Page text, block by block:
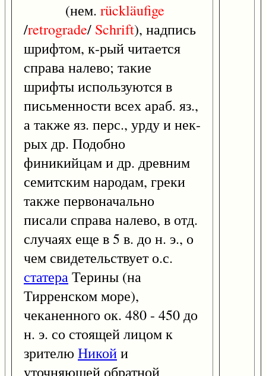
(нем. rückläufige
/retrograde/ Schrift), надпись
шрифтом, к-рый читается
справа налево; такие
шрифты используются в
письменности всех араб. яз.,
а также яз. перс., урду и нек-
рых др. Подобно
финикийцам и др. древним
семитским народам, греки
также первоначально
писали справа налево, в отд.
случаях еще в 5 в. до н. э., о
чем свидетельствует о.с.
статераТерины (на
Тирренском море),
чеканенного ок. 480 - 450 до
н. э. со стоящей лицом к
зрителю Никойи
уточняющей обратной